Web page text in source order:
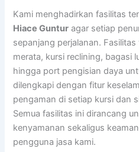
Kami menghadirkan fasilitas
Hiace Guntur agar setiap
sepanjang perjalanan.
merata, kursi reclining, bagasi
hingga port pengisian daya
dilengkapi dengan fitur
pengaman di setiap kursi dan
Semua fasilitas ini dirancang
kenyamanan sekaligus
pengguna jasa kami.